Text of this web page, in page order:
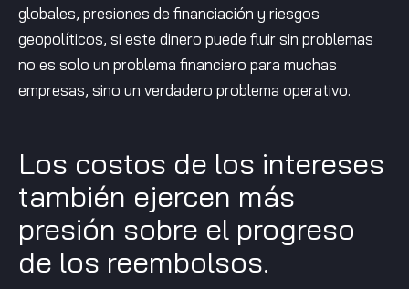
globales, presiones de financiación y riesgos
geopolíticos, si este dinero puede fluir sin problemas
no es solo un problema financiero para muchas
empresas, sino un verdadero problema operativo.
Los costos de los intereses
también ejercen más
presión sobre el progreso
de los reembolsos.